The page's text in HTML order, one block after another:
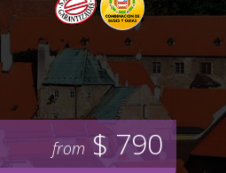
from $ 790